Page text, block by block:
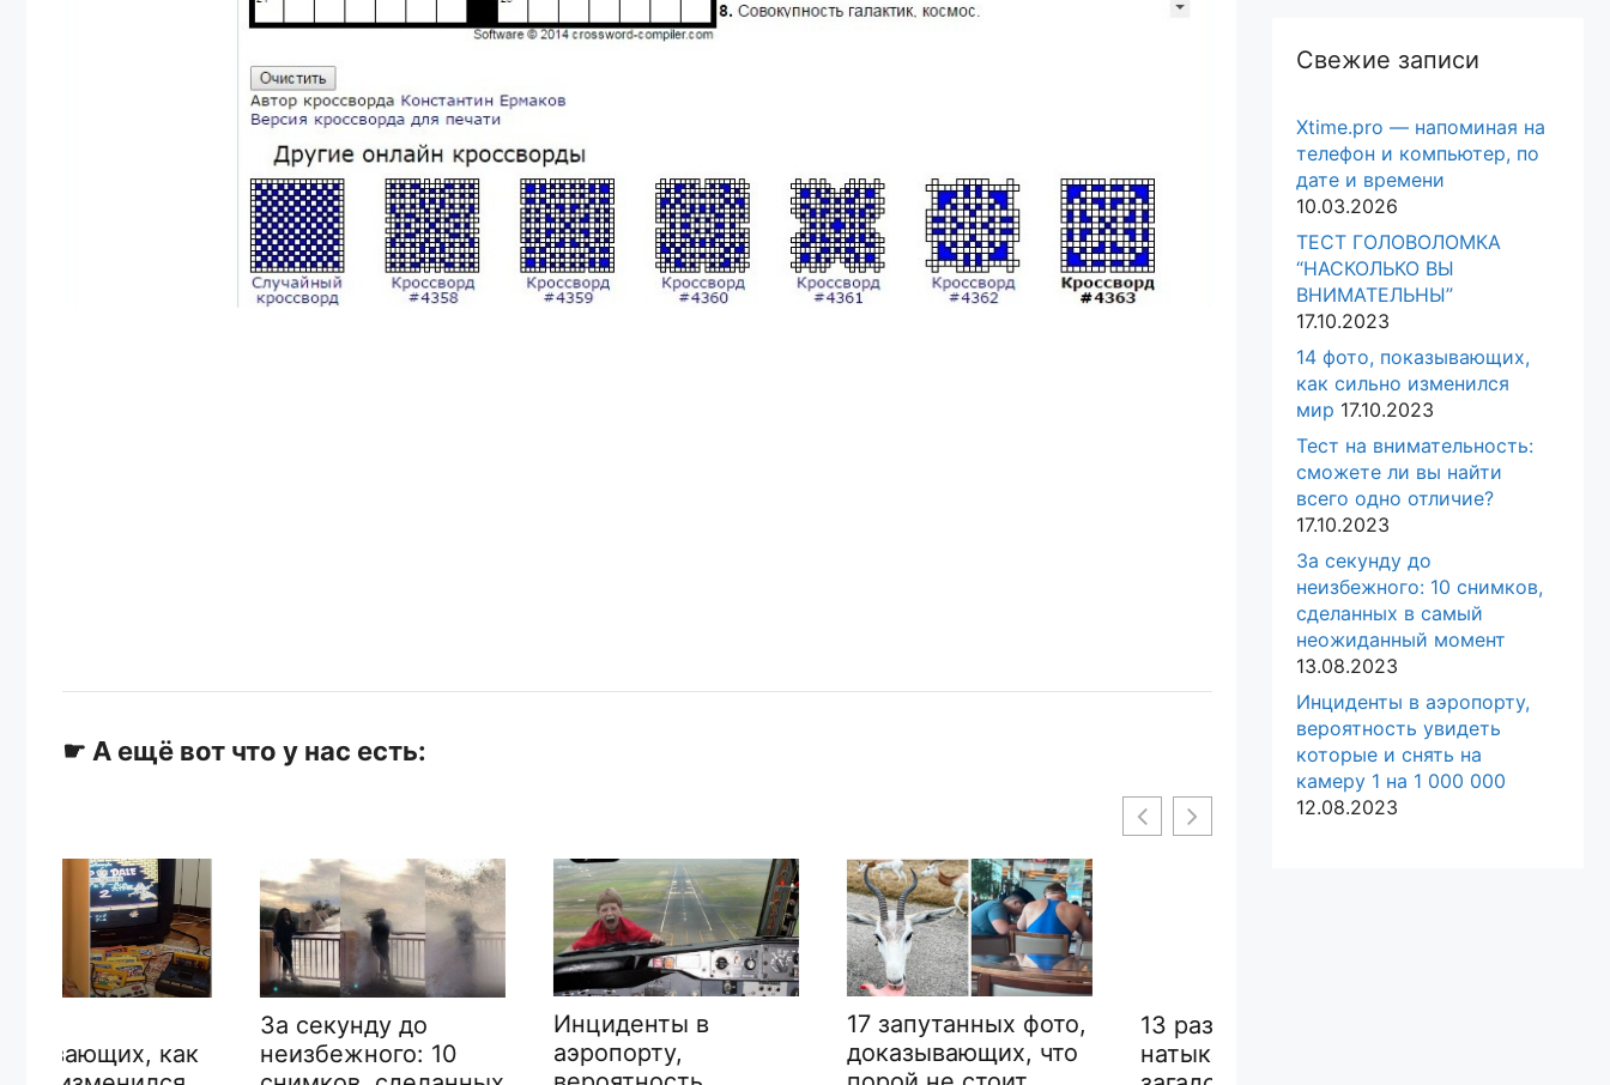
☛ А ещё вот что у нас есть:
неизбежного: 10
Инциденты в
аэропорту,
17 запутанных фото,
доказывающих, что
13 раз, когда люди
натыкались на
Свежие записи
Xtime.pro — напоминая на
телефон и компьютер, по
дате и времени
10.03.2026
ТЕСТ ГОЛОВОЛОМКА
“НАСКОЛЬКО ВЫ
ВНИМАТЕЛЬНЫ”
17.10.2023
14 фото, показывающих,
как сильно изменился
мир 17.10.2023
Тест на внимательность:
сможете ли вы найти
всего одно отличие?
17.10.2023
За секунду до
неизбежного: 10 снимков,
сделанных в самый
неожиданный момент
13.08.2023
Инциденты в аэропорту,
вероятность увидеть
которые и снять на
камеру 1 на 1 000 000
12.08.2023